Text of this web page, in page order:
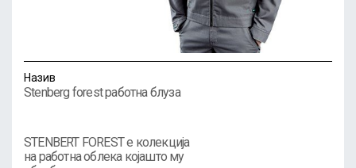
Назив
Stenberg forest работна блуза
STENBERT FOREST е колекција
на работна облека којашто му